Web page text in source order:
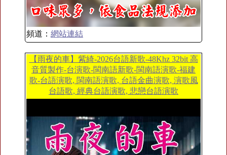
頻道： 網站連結
【雨夜的車】紫綺-2026台語新歌-48Khz 32bit 高
音質製作-台演歌-閩南語新歌-閩南語演歌-福建
歌-台語演歌, 閩南語演歌, 台語金曲演歌, 演歌風
台語歌, 經典台語演歌, 悲戀台語演歌